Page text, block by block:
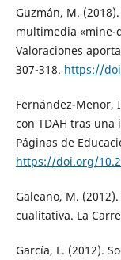
Guzmán, M.
multimedia «mine-
Valoraciones
307-318. https://
Fernández-Menor,
con TDAH tras
Páginas de
https://doi.org/
Galeano, M.
cualitativa. La
García, L. (2012).